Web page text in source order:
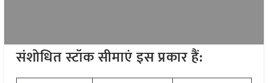
संशोधित स्टॉक सीमाएं इस प्रकार हैं: